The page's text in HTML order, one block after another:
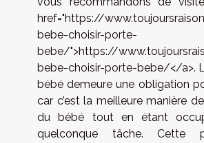
href="https://
bebe-choisir-porte-
bebe/">https://
bebe-choisir-porte-bebe/</a>.
bébé demeure une obligation
car c’est la meilleure manière
du bébé tout en étant
quelconque tâche. Cette